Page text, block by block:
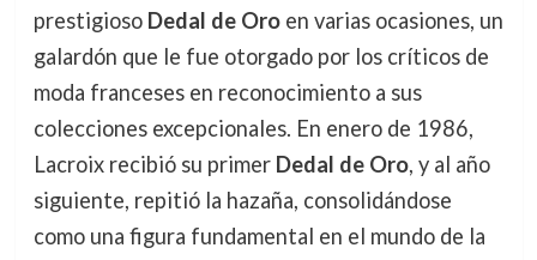
prestigioso Dedal de Oroen varias ocasiones, un
galardón que le fue otorgado por los críticos de
moda franceses en reconocimiento a sus
colecciones excepcionales. En enero de 1986,
Lacroix recibió su primer Dedal de Oro, y al año
siguiente, repitió la hazaña, consolidándose
como una figura fundamental en el mundo de la